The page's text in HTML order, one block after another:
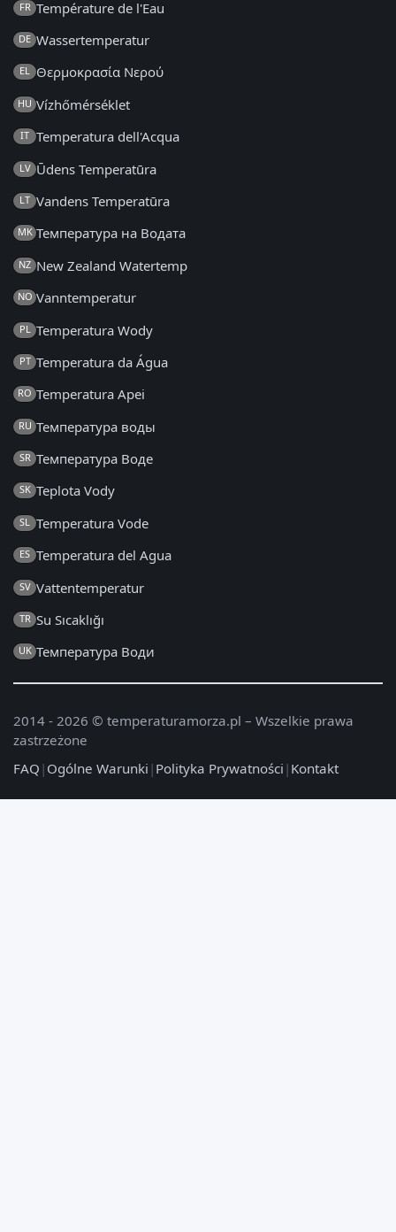
FR Température de l'Eau
DE Wassertemperatur
EL Θερμοκρασία Νερού
HU Vízhőmérséklet
IT Temperatura dell'Acqua
LV Ūdens Temperatūra
LT Vandens Temperatūra
MK Температура на Водата
NZ New Zealand Watertemp
NO Vanntemperatur
PL Temperatura Wody
PT Temperatura da Água
RO Temperatura Apei
RU Температура воды
SR Температура Воде
SK Teplota Vody
SL Temperatura Vode
ES Temperatura del Agua
SV Vattentemperatur
TR Su Sıcaklığı
UK Температура Води
2014 - 2026 © temperaturamorza.pl – Wszelkie prawa
zastrzeżone
FAQ | Ogólne Warunki | Polityka Prywatności | Kontakt